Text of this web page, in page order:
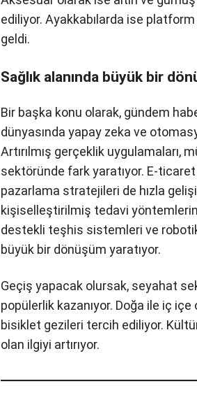
şekilli takılar tercih ediliyor.
gözde bir seçenek haline geldi.
Sağlık alanında büyük bir
Bir başka konu olarak, gündem
dünyasında yapay zeka ve
Artırılmış gerçeklik uygulamaları,
perakende sektöründe fark
ödemeler ve dijital pazarlama
sektöründe ise genetik testler,
gelişmesine katkı sağlıyor.Yapay
robotik cerrahi teknolojileri de
Geçiş yapacak olursak, seyahat
popülerlik kazanıyor. Doğa ile iç
bisiklet gezileri tercih ediliyor.